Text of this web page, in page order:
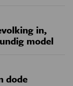
in,
model
dode